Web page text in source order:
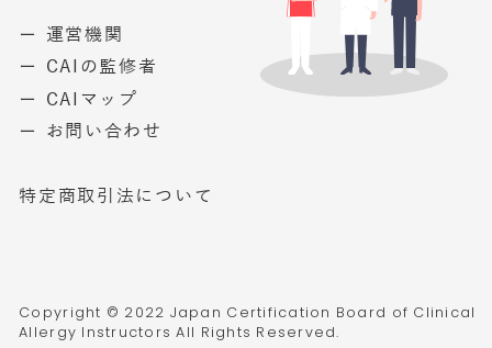
ー 運営機関
ー CAIの監修者
ー CAIマップ
ー お問い合わせ
特定商取引法について
Copyright © 2022 Japan Certification Board of Clinical
Allergy Instructors All Rights Reserved.